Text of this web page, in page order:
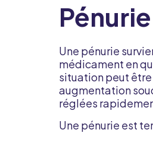
Une pénurie
médicament en
situation peut
augmentation
réglées
Une pénurie est